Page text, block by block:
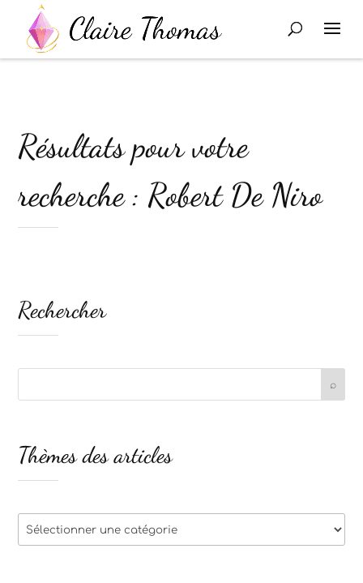
Résultats pour votre
recherche : Robert De Niro
Rechercher
Thèmes des articles
Thèmes
des